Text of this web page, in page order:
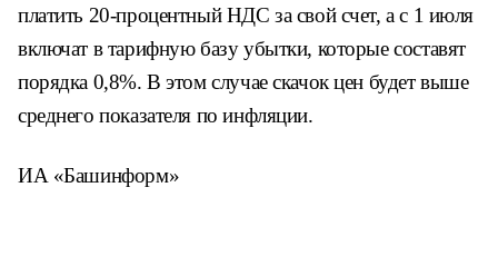
платить 20-процентный НДС за свой счет, а с 1 июля
включат в тарифную базу убытки, которые составят
порядка 0,8%. В этом случае скачок цен будет выше
среднего показателя по инфляции.
ИА «Башинформ»